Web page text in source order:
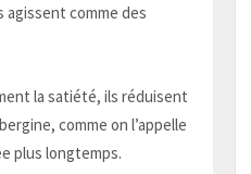
comme des
la satiété, ils réduisent
comme on l’appelle
plus longtemps.